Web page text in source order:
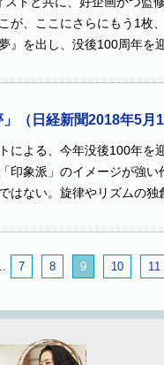
が、ここにさらにもう1枚
』を出し、没後100周年を
」（日経新聞2018年5月
による、今年没後100年を
印象派」のイメージが強い
はない。旋律やリズムの
7 8 9 10 11